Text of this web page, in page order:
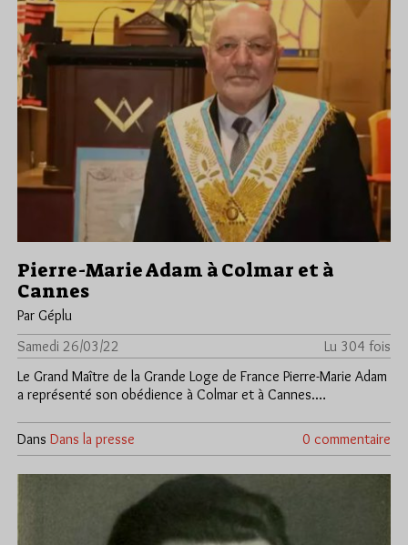
Pierre-Marie Adam à Colmar et à
Cannes
Par Géplu
Samedi 26/03/22
Lu 304 fois
Le Grand Maître de la Grande Loge de France Pierre-Marie Adam
a représenté son obédience à Colmar et à Cannes.…
Dans Dans la presse 0 commentaire